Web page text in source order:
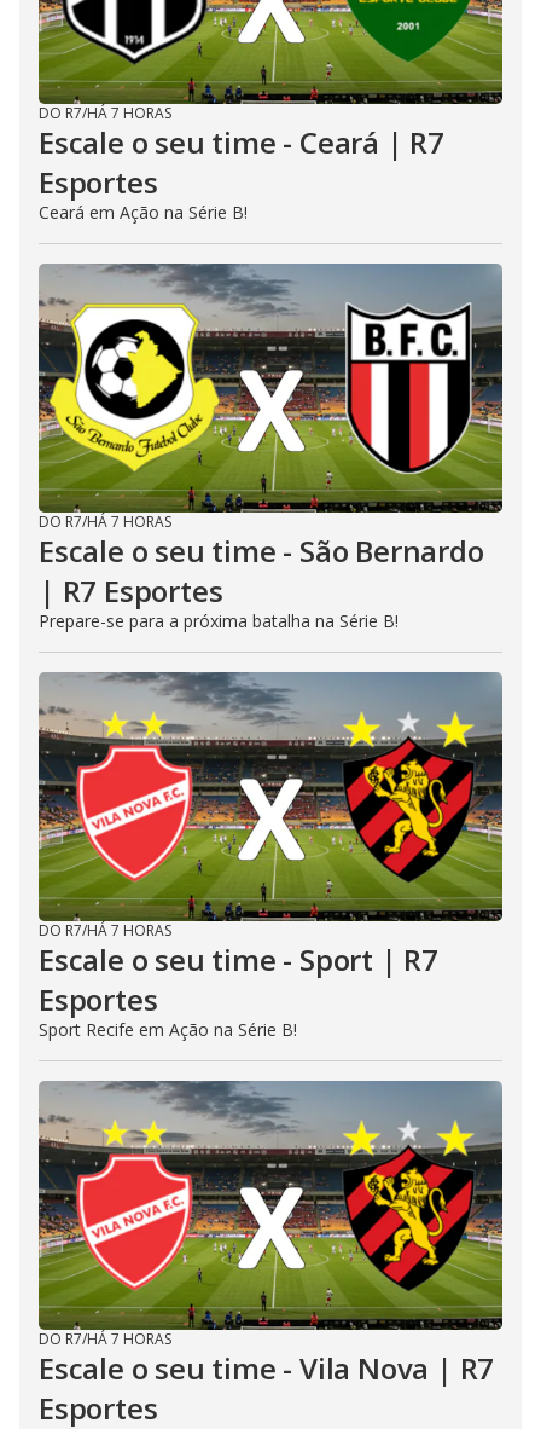
DO R7/HÁ 7 HORAS
Escale o seu time - Ceará | R7
Esportes
Ceará em Ação na Série B!
DO R7/HÁ 7 HORAS
Escale o seu time - São Bernardo
| R7 Esportes
Prepare-se para a próxima batalha na Série B!
DO R7/HÁ 7 HORAS
Escale o seu time - Sport | R7
Esportes
Sport Recife em Ação na Série B!
DO R7/HÁ 7 HORAS
Escale o seu time - Vila Nova | R7
Esportes